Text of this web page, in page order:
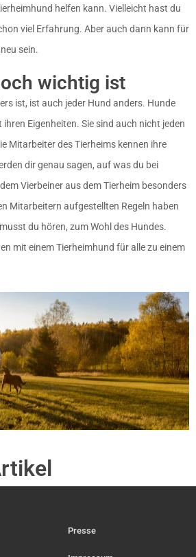
helfen kann. Vielleicht hast du
viel Erfahrung. Aber auch dann kann für
sein.
wichtig ist
ist, ist auch jeder Hund anders. Hunde
ihren Eigenheiten. Sie sind auch nicht jeden
Mitarbeiter des Tierheims kennen ihre
dir genau sagen, auf was du bei
Vierbeiner aus dem Tierheim besonders
Mitarbeitern aufgestellten Regeln haben
du hören, zum Wohl des Hundes.
mit einem Tierheimhund für alle zu einem
Presse